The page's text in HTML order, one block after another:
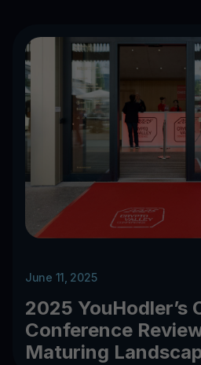
June 11, 2025
2025 YouHodler’s
Conference
Maturing